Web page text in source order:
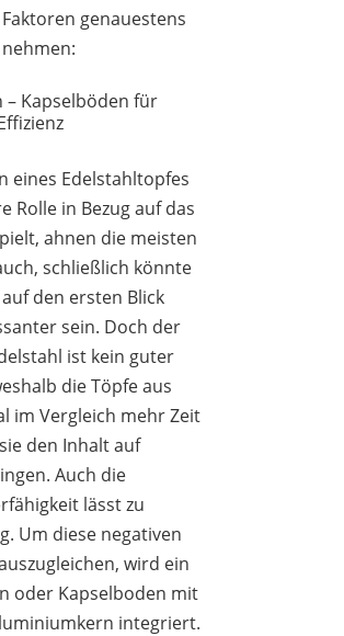
genauestens
– Kapselböden für
eines Edelstahltopfes
Rolle in Bezug auf das
ahnen die meisten
schließlich könnte
den ersten Blick
sein. Doch der
ist kein guter
die Töpfe aus
im Vergleich mehr Zeit
den Inhalt auf
Auch die
lässt zu
Um diese negativen
wird ein
oder Kapselboden mit
integriert.